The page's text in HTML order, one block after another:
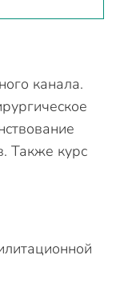
канала.
Также курс